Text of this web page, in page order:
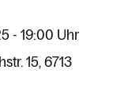
- 19:00 Uhr
15 6713